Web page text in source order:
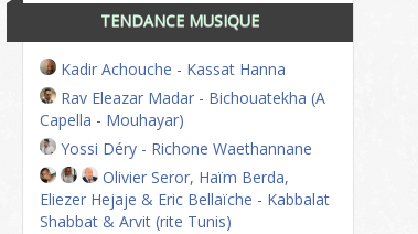
TENDANCE MUSIQUE
Kadir Achouche - Kassat Hanna
Rav Eleazar Madar - Bichouatekha (A
Capella - Mouhayar)
Yossi Déry - Richone Waethannane
Olivier Seror, Haïm Berda,
Eliezer Hejaje & Eric Bellaïche - Kabbalat
Shabbat & Arvit (rite Tunis)